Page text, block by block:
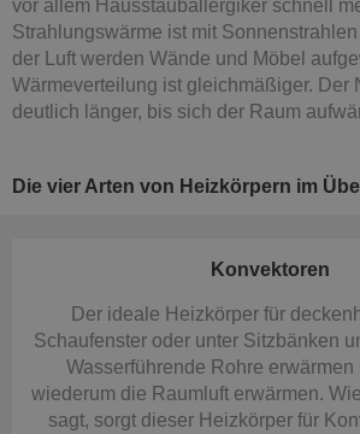
vor allem Hausstauballergiker schnell
Strahlungswärme ist mit
der Luft werden Wände und Möbel
Wärmeverteilung ist gleichmäßiger. Der
deutlich länger, bis sich der Raum
Die vier Arten von Heizkörpern im
Konvektoren
Der ideale Heizkörper für
Schaufenster oder unter Sitzbänken
Wasserführende Rohre
wiederum die Raumluft erwärmen.
sagt, sorgt dieser Heizkörper für